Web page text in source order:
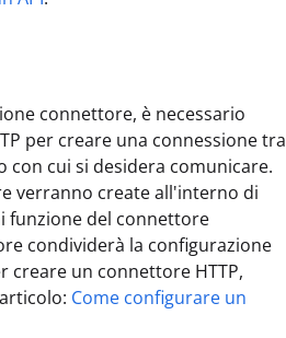
connettore, è necessario
per creare una connessione tra
con cui si desidera comunicare.
verranno create all'interno di
funzione del connettore
condividerà la configurazione
creare un connettore HTTP,
Come configurare un